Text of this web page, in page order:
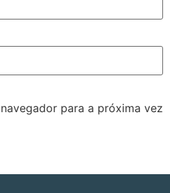
para a próxima vez